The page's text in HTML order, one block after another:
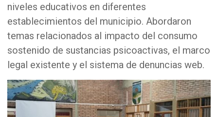
niveles educativos en diferentes
establecimientos del municipio. Abordaron
temas relacionados al impacto del consumo
sostenido de sustancias psicoactivas, el marco
legal existente y el sistema de denuncias web.